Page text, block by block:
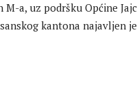
a, uz podršku Općine
kantona najavljen